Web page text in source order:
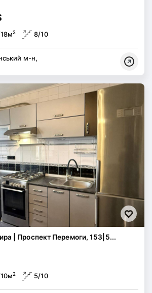
2 8/10
м-н,
| Проспект Перемоги, 153|5...
2 5/10